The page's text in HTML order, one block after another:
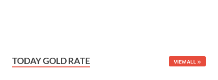
TODAY GOLD RATE VIEW ALL